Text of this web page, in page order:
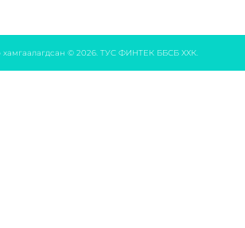
хамгаалагдсан © 2026. ТУС ФИНТЕК ББСБ ХХК.